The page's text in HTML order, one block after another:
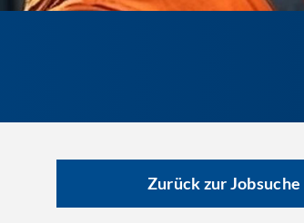
Zurück zur Jobsuche